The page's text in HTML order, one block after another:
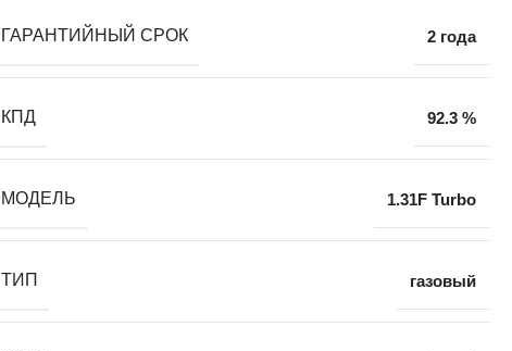
ГАРАНТИЙНЫЙ СРОК 2 года
КПД 92.3 %
МОДЕЛЬ 1.31F Turbo
ТИП газовый